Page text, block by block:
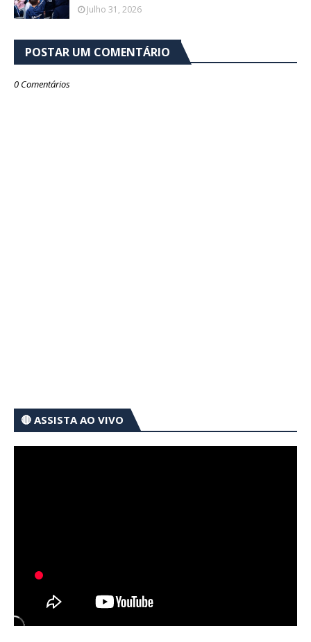
Julho 31, 2026
POSTAR UM COMENTÁRIO
0 Comentários
🔴 ASSISTA AO VIVO